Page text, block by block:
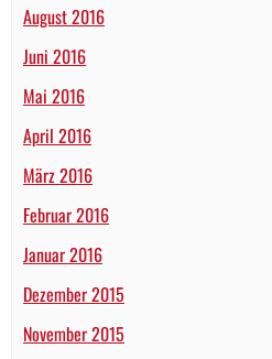
August 2016
Juni 2016
Mai 2016
April 2016
März 2016
Februar 2016
Januar 2016
Dezember 2015
November 2015